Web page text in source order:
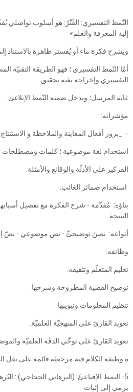
النّمط التفسيري: القْنْرٌ: هو أسلوب تواصلي
إليه المعرفة والعلم»
ويشرح فكرة ماء أو يُفستر ظاهرة بالاستناد إلى
أمًا النّمط التفسيري ؛ فهو الطريقة التقنيّة
التفسيري وإخراجه بغية تحقيق
غاية المرسل؛ ويدخل ضمنه النّمط الإبلاغئ.
مؤشراته:
‎٠‏ _بروز أفعال المعاينة والملاحظة و الاستنتاج والوصف.
استخدام لغة موضوعية ؛ كلمات ومصطلحات
القركيز على الأدلّة والوقائع والأمثلة.
استخدام ضمائر الغائب.
بناؤه: ‏ مُقدّمة - شرح الفكرة مع تفصيل
النتيجة.
أنواعه: ‏ نصنَ توضيحئّ - نص موضوعي - نصّ
وظائفه:
تعليم المتعلّم وتثقيفه.
توضيح القضية المطروحة وشرحها.
تنظيم المعلومات وتبويبها.
تعويد القارئ على المنهجيّة العلميّة.
تعويد القارئ على توخّي الدقّة العلميّة
ه وظيفة الكلام فيه مرجعيّة قائمة على نقل
5- النمط الإقناعئّ: (البرهاني الحجاجي) :
يرمي إلى إثبات